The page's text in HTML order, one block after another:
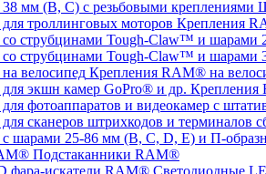
Крепления
Крепления RAM® на
Крепления
Подстаканники RAM®
Светодиодные